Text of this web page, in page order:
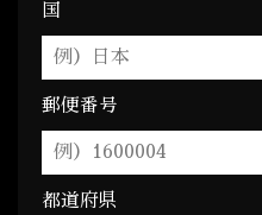
国
郵便番号
都道府県